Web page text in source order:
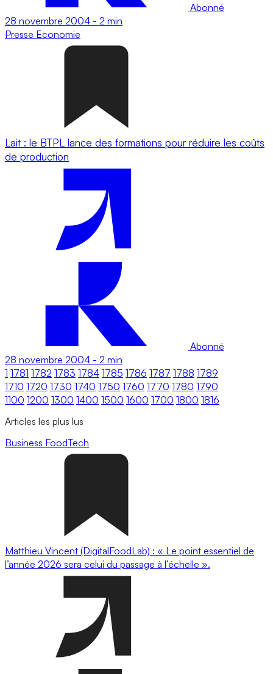
Abonné
28 novembre 2004 - 2 min
Presse Economie
Lait : le BTPL lance des formations pour réduire les coûts
de production
Abonné
28 novembre 2004 - 2 min
1 1781 1782 1783 1784 1785 1786 1787 1788 1789
1710 1720 1730 1740 1750 1760 1770 1780 1790
1100 1200 1300 1400 1500 1600 1700 1800 1816
Articles les plus lus
Business FoodTech
Matthieu Vincent (DigitalFoodLab) : « Le point essentiel de
l’année 2026 sera celui du passage à l’échelle ».